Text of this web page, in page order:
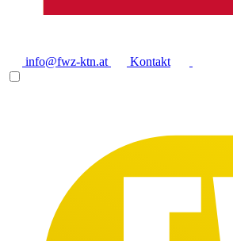
info@fwz-ktn.at Kontakt